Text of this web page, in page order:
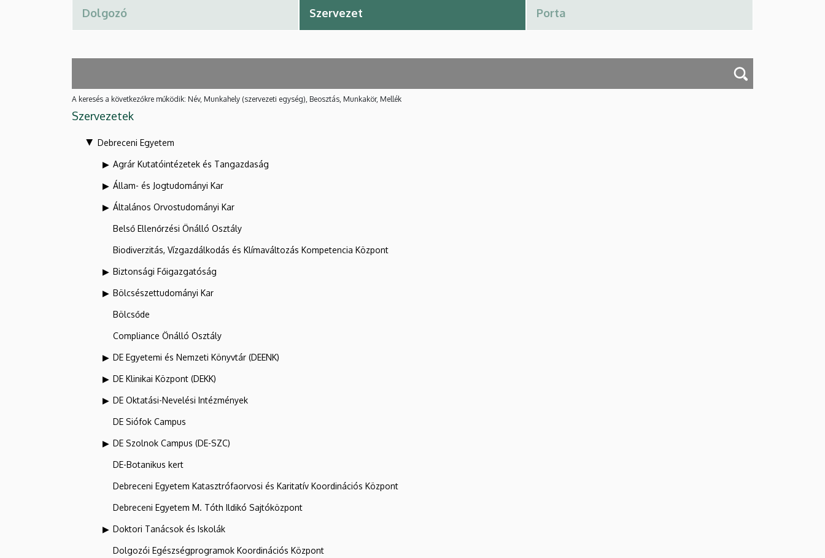
A keresés a következőkre működik: Név, Munkahely (szervezeti egység), Beosztás, Munkakör, Mellék
Szervezetek
Debreceni Egyetem
Agrár Kutatóintézetek és Tangazdaság
Állam- és Jogtudományi Kar
Általános Orvostudományi Kar
Belső Ellenőrzési Önálló Osztály
Biodiverzitás, Vízgazdálkodás és Klímaváltozás Kompetencia Központ
Biztonsági Főigazgatóság
Bölcsészettudományi Kar
Bölcsőde
Compliance Önálló Osztály
DE Egyetemi és Nemzeti Könyvtár (DEENK)
DE Klinikai Központ (DEKK)
DE Oktatási-Nevelési Intézmények
DE Siófok Campus
DE Szolnok Campus (DE-SZC)
DE-Botanikus kert
Debreceni Egyetem Katasztrófaorvosi és Karitatív Koordinációs Központ
Debreceni Egyetem M. Tóth Ildikó Sajtóközpont
Doktori Tanácsok és Iskolák
Dolgozói Egészségprogramok Koordinációs Központ